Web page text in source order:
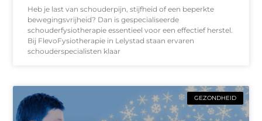
Heb je last van schouderpijn, stijfheid of een beperkte
bewegingsvrijheid? Dan is gespecialiseerde
schouderfysiotherapie essentieel voor een effectief herstel.
Bij FlevoFysiotherapie in Lelystad staan ervaren
schouderspecialisten klaar
GEZONDHEID